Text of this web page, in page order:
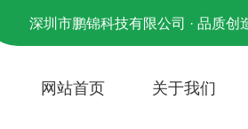
深圳市鹏锦科技有限公司 · 品质创
网站首页 关于我们